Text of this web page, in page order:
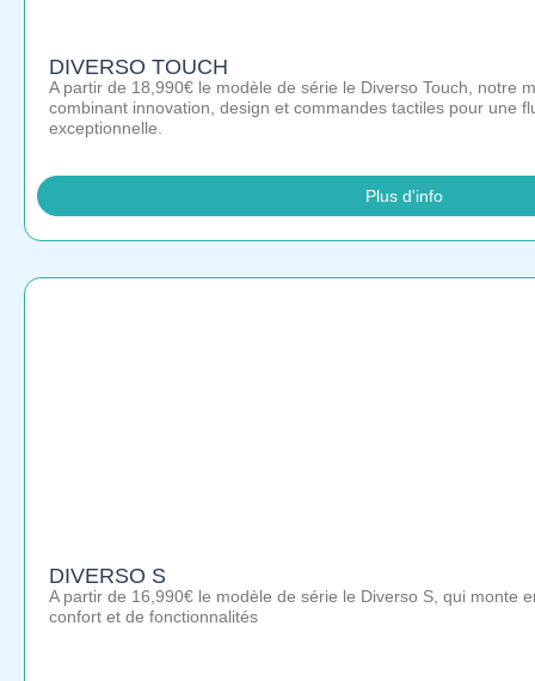
DIVERSO TOUCH
A partir de 18,990€ le modèle de série le Diverso Touch, notre
combinant innovation, design et commandes tactiles pour une
exceptionnelle.
Plus d'info
DIVERSO S
A partir de 16,990€ le modèle de série le Diverso S, qui monte
confort et de fonctionnalités